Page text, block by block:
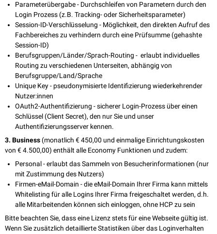
Parameterübergabe - Durchschleifen von Parametern durch den
Login Prozess (z.B. Tracking- oder Sicherheitsparameter)
Session-ID-Verschlüsselung - Möglichkeit, den direkten Aufruf des
Fachbereiches zu verhindern durch eine Prüfsumme (gehashte
Session-ID)
Berufsgruppen/Länder/Sprach-Routing - erlaubt individuelles
Routing zu verschiedenen Unterseiten, abhängig von
Berufsgruppe/Land/Sprache
Unique Key - pseudonymisierte Identifizierung wiederkehrender
Nutzer:innen
OAuth2-Authentifizierung - sicherer Login-Prozess über einen
Schlüssel (Client Secret), den nur Sie und unser
Authentifizierungsserver kennen.
3. Business (monatlich € 450,00 und einmalige Einrichtungskosten
von € 4.500,00) enthält alle Economy Funktionen und zudem:
Personal - erlaubt das Sammeln von Besucherinformationen (nur
mit Zustimmung des Nutzers)
Firmen-eMail-Domain - die eMail-Domain Ihrer Firma kann mittels
Whitelisting für alle Logins Ihrer Firma freigeschaltet werden, d.h.
alle Mitarbeitenden können sich einloggen, ohne HCP zu sein
Bitte beachten Sie, dass eine Lizenz stets für eine Webseite gültig ist.
Wenn Sie zusätzlich detaillierte Statistiken über das Loginverhalten